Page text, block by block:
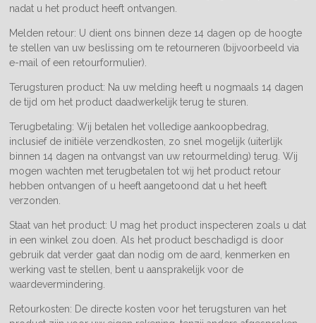
nadat u het product heeft ontvangen.
Melden retour: U dient ons binnen deze 14 dagen op de hoogte
te stellen van uw beslissing om te retourneren (bijvoorbeeld via
e-mail of een retourformulier).
Terugsturen product: Na uw melding heeft u nogmaals 14 dagen
de tijd om het product daadwerkelijk terug te sturen.
Terugbetaling: Wij betalen het volledige aankoopbedrag,
inclusief de initiële verzendkosten, zo snel mogelijk (uiterlijk
binnen 14 dagen na ontvangst van uw retourmelding) terug. Wij
mogen wachten met terugbetalen tot wij het product retour
hebben ontvangen of u heeft aangetoond dat u het heeft
verzonden.
Staat van het product: U mag het product inspecteren zoals u dat
in een winkel zou doen. Als het product beschadigd is door
gebruik dat verder gaat dan nodig om de aard, kenmerken en
werking vast te stellen, bent u aansprakelijk voor de
waardevermindering.
Retourkosten: De directe kosten voor het terugsturen van het